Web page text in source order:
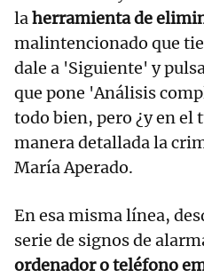
laherramienta de
malintencionado que
dale a 'Siguiente' y
que pone 'Análisis
todo bien, pero ¿y en el
manera detallada la
María Aperado.
En esa misma línea,
serie de signos de
ordenador o teléfono